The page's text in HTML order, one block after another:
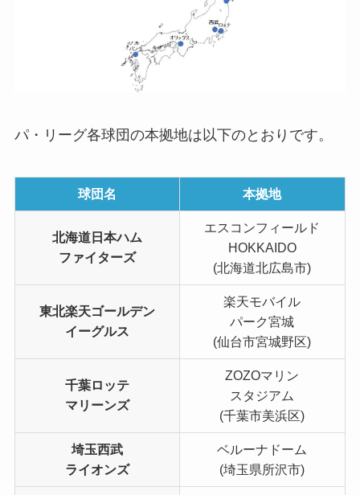
パ・リーグ各球団の本拠地は以下のとおりです。
球団名 本拠地
北海道日本ハム
ファイターズ
エスコンフィールド
HOKKAIDO
(北海道北広島市)
東北楽天ゴールデン
イーグルス
楽天モバイル
パーク宮城
(仙台市宮城野区)
千葉ロッテ
マリーンズ
ZOZOマリン
スタジアム
(千葉市美浜区)
埼玉西武
ライオンズ
ベルーナドーム
(埼玉県所沢市)